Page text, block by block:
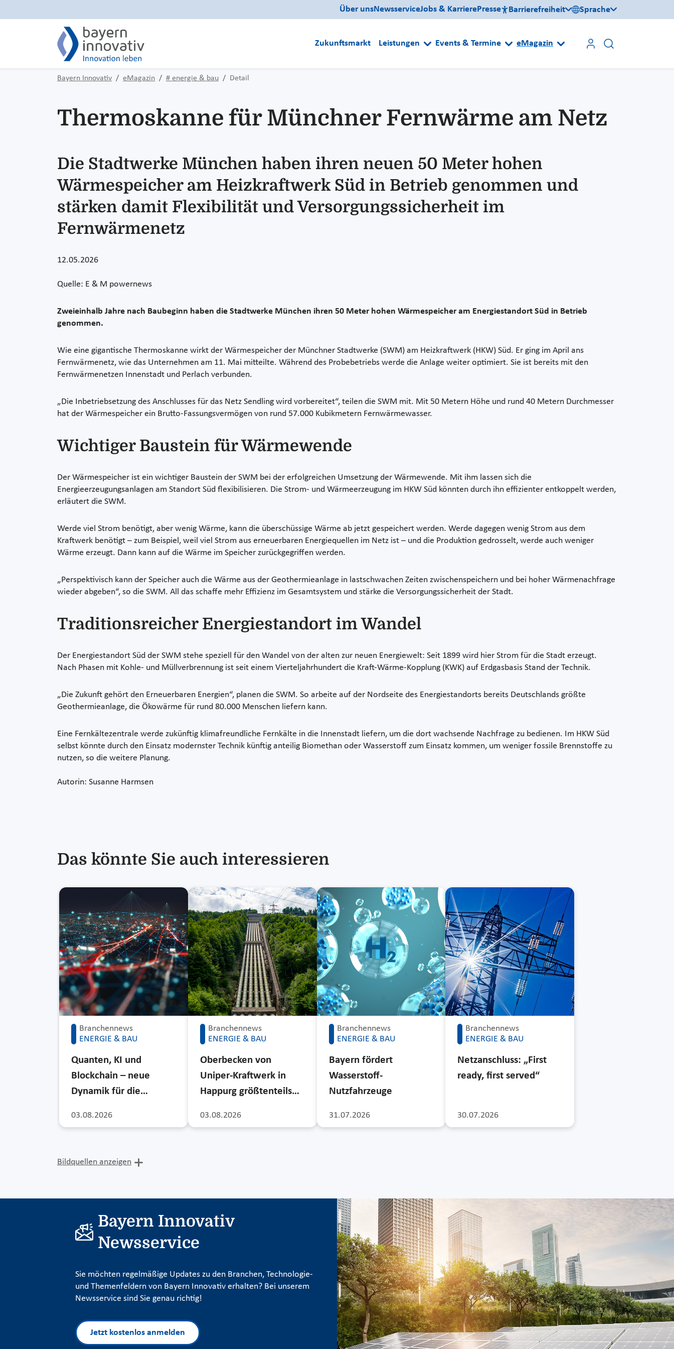
Über unsNewsserviceJobs & KarrierePresse Barrierefreiheit Sprache
Zukunftsmarkt Leistungen Events & Termine eMagazin
Bayern Innovativ eMagazin # energie & bau Detail
Thermoskanne für Münchner Fernwärme am Netz
Die Stadtwerke München haben ihren neuen 50 Meter hohen
Wärmespeicher am Heizkraftwerk Süd in Betrieb genommen und
stärken damit Flexibilität und Versorgungssicherheit im
Fernwärmenetz
12.05.2026
Quelle: E & M powernews
Zweieinhalb Jahre nach Baubeginn haben die Stadtwerke München ihren 50 Meter hohen Wärmespeicher am Energiestandort Süd in Betrieb
genommen.
Wie eine gigantische Thermoskanne wirkt der Wärmespeicher der Münchner Stadtwerke (SWM) am Heizkraftwerk (HKW) Süd. Er ging im April ans
Fernwärmenetz, wie das Unternehmen am 11. Mai mitteilte. Während des Probebetriebs werde die Anlage weiter optimiert. Sie ist bereits mit den
Fernwärmenetzen Innenstadt und Perlach verbunden.
„Die Inbetriebsetzung des Anschlusses für das Netz Sendling wird vorbereitet“, teilen die SWM mit. Mit 50 Metern Höhe und rund 40 Metern Durchmesser
hat der Wärmespeicher ein Brutto-Fassungsvermögen von rund 57.000 Kubikmetern Fernwärmewasser.
Wichtiger Baustein für Wärmewende
Der Wärmespeicher ist ein wichtiger Baustein der SWM bei der erfolgreichen Umsetzung der Wärmewende. Mit ihm lassen sich die
Energieerzeugungsanlagen am Standort Süd flexibilisieren. Die Strom- und Wärmeerzeugung im HKW Süd könnten durch ihn effizienter entkoppelt werden,
erläutert die SWM.
Werde viel Strom benötigt, aber wenig Wärme, kann die überschüssige Wärme ab jetzt gespeichert werden. Werde dagegen wenig Strom aus dem
Kraftwerk benötigt – zum Beispiel, weil viel Strom aus erneuerbaren Energiequellen im Netz ist – und die Produktion gedrosselt, werde auch weniger
Wärme erzeugt. Dann kann auf die Wärme im Speicher zurückgegriffen werden.
„Perspektivisch kann der Speicher auch die Wärme aus der Geothermieanlage in lastschwachen Zeiten zwischenspeichern und bei hoher Wärmenachfrage
wieder abgeben“, so die SWM. All das schaffe mehr Effizienz im Gesamtsystem und stärke die Versorgungssicherheit der Stadt.
Traditionsreicher Energiestandort im Wandel
Der Energiestandort Süd der SWM stehe speziell für den Wandel von der alten zur neuen Energiewelt: Seit 1899 wird hier Strom für die Stadt erzeugt.
Nach Phasen mit Kohle- und Müllver­brennung ist seit einem Vierteljahrhundert die Kraft-Wärme-Kopplung (KWK) auf Erdgasbasis Stand der Technik.
„Die Zukunft gehört den Erneuerbaren Energien“, planen die SWM. So arbeite auf der Nordseite des Energiestandorts bereits Deutschlands größte
Geothermieanlage, die Ökowärme für rund 80.000 Menschen liefern kann.
Eine Fernkältezentrale werde zukünftig klimafreundliche Fernkälte in die Innenstadt liefern, um die dort wachsende Nachfrage zu bedienen. Im HKW Süd
selbst könnte durch den Einsatz modernster Technik künftig anteilig Biomethan oder Wasserstoff zum Einsatz kommen, um weniger fossile Brennstoffe zu
nutzen, so die weitere Planung.
Autorin: Susanne Harmsen
Das könnte Sie auch interessieren
Branchennews
ENERGIE & BAU
03.08.2026
Quanten, KI und
Blockchain – neue
Dynamik für die…
Branchennews
ENERGIE & BAU
03.08.2026
Oberbecken von
Uniper-Kraftwerk in
Happurg größtenteils…
Branchennews
ENERGIE & BAU
31.07.2026
Bayern fördert
Wasserstoff-
Nutzfahrzeuge
Branchennews
ENERGIE & BAU
30.07.2026
Netzanschluss: „First
ready, first served“
Bildquellen anzeigen
Bayern Innovativ
Newsservice
Sie möchten regelmäßige Updates zu den Branchen, Technologie-
und Themenfeldern von Bayern Innovativ erhalten? Bei unserem
Newsservice sind Sie genau richtig!
Jetzt kostenlos anmelden